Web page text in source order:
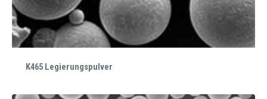
K465 Legierungspulver